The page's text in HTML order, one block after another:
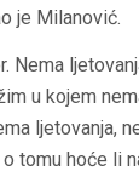
je Milanović.
Nema
u kojem
ljetovanja,
tomu hoće li